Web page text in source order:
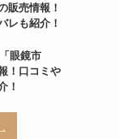
販売情報！
レも紹介！
眼鏡市
！口コミや
！